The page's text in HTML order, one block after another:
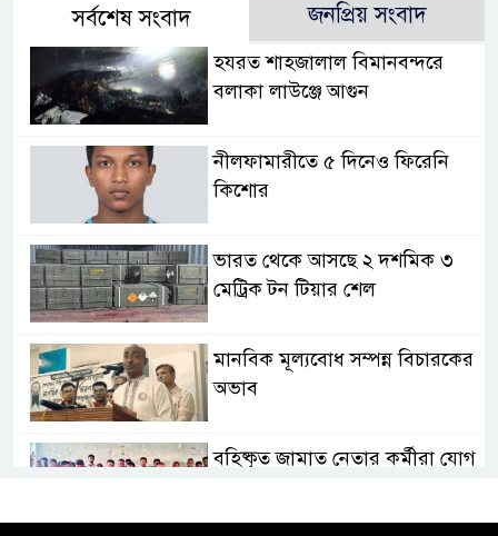
সর্বশেষ সংবাদ জনপ্রিয় সংবাদ
হযরত শাহজালাল বিমানবন্দরে
বলাকা লাউঞ্জে আগুন
নীলফামারীতে ৫ দিনেও ফিরেনি
কিশোর
ভারত থেকে আসছে ২ দশমিক ৩
মেট্রিক টন টিয়ার শেল
মানবিক মূল্যবোধ সম্পন্ন বিচারকের
অভাব
বহিষ্কৃত জামাত নেতার কর্মীরা যোগ